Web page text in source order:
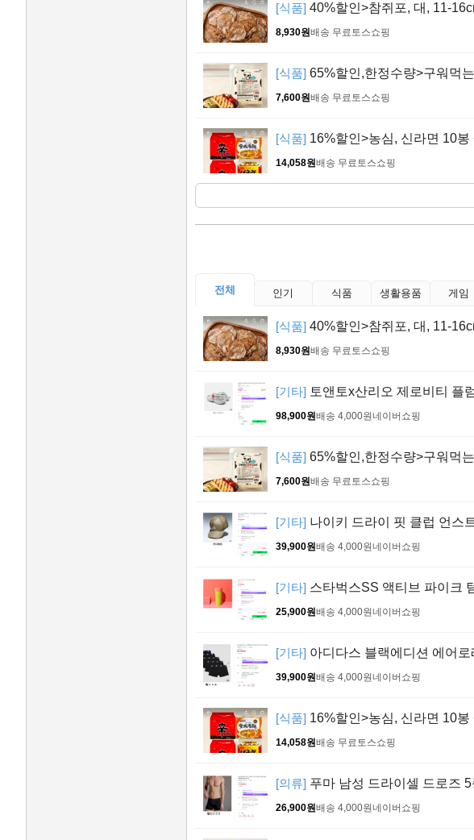
[식품] 40%할인>참쥐포, 대, 11-
8,930원배송 무료 토스쇼핑
[식품] 65%할인,한정수량>구워먹
7,600원배송 무료 토스쇼핑
[식품] 16%할인>농심, 신라면 10
14,058원배송 무료 토스쇼핑
전체 인기 식품 생활용품 게임
[식품] 40%할인>참쥐포, 대, 11-
8,930원배송 무료 토스쇼핑
[기타] 토앤토x산리오 제로비티 플
98,900원배송 4,000원네이버쇼핑
[식품] 65%할인,한정수량>구워먹
7,600원배송 무료 토스쇼핑
[기타] 나이키 드라이 핏 클럽 언스
39,900원배송 4,000원네이버쇼핑
[기타] 스타벅스SS 액티브 파이크
25,900원배송 4,000원네이버쇼핑
[기타] 아디다스 블랙에디션 에어
39,900원배송 4,000원네이버쇼핑
[식품] 16%할인>농심, 신라면 10
14,058원배송 무료 토스쇼핑
[의류] 푸마 남성 드라이셀 드로즈
26,900원배송 4,000원네이버쇼핑